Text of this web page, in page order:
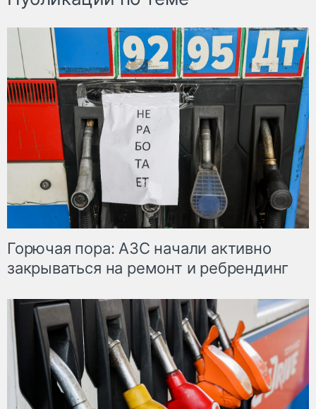
Горючая пора: АЗС начали активно
закрываться на ремонт и ребрендинг